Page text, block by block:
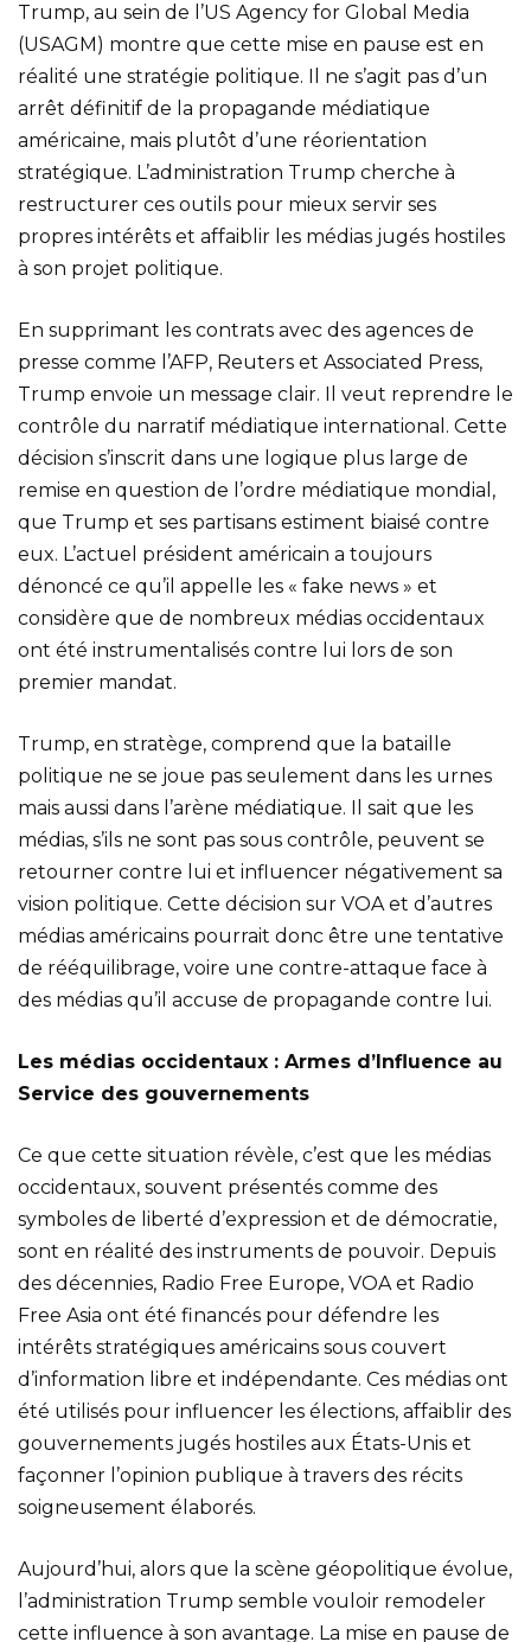
Trump, au sein de l’US Agency for Global Media
(USAGM) montre que cette mise en pause est en
réalité une stratégie politique. Il ne s’agit pas d’un
arrêt définitif de la propagande médiatique
américaine, mais plutôt d’une réorientation
stratégique. L’administration Trump cherche à
restructurer ces outils pour mieux servir ses
propres intérêts et affaiblir les médias jugés hostiles
à son projet politique.
En supprimant les contrats avec des agences de
presse comme l’AFP, Reuters et Associated Press,
Trump envoie un message clair. Il veut reprendre le
contrôle du narratif médiatique international. Cette
décision s’inscrit dans une logique plus large de
remise en question de l’ordre médiatique mondial,
que Trump et ses partisans estiment biaisé contre
eux. L’actuel président américain a toujours
dénoncé ce qu’il appelle les « fake news » et
considère que de nombreux médias occidentaux
ont été instrumentalisés contre lui lors de son
premier mandat.
Trump, en stratège, comprend que la bataille
politique ne se joue pas seulement dans les urnes
mais aussi dans l’arène médiatique. Il sait que les
médias, s’ils ne sont pas sous contrôle, peuvent se
retourner contre lui et influencer négativement sa
vision politique. Cette décision sur VOA et d’autres
médias américains pourrait donc être une tentative
de rééquilibrage, voire une contre-attaque face à
des médias qu’il accuse de propagande contre lui.
Les médias occidentaux : Armes d’Influence au
Service des gouvernements
Ce que cette situation révèle, c’est que les médias
occidentaux, souvent présentés comme des
symboles de liberté d’expression et de démocratie,
sont en réalité des instruments de pouvoir. Depuis
des décennies, Radio Free Europe, VOA et Radio
Free Asia ont été financés pour défendre les
intérêts stratégiques américains sous couvert
d’information libre et indépendante. Ces médias ont
été utilisés pour influencer les élections, affaiblir des
gouvernements jugés hostiles aux États-Unis et
façonner l’opinion publique à travers des récits
soigneusement élaborés.
Aujourd’hui, alors que la scène géopolitique évolue,
l’administration Trump semble vouloir remodeler
cette influence à son avantage. La mise en pause de